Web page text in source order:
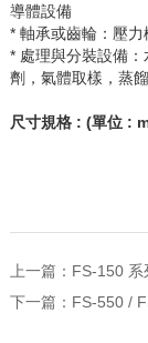
導體設備
* 軸承或齒輪：壓
* 處理與分裝設備：
劑，氣體取樣，蒸餾
尺寸規格: (單位:
上一篇： FS-150 系
下一篇： FS-550 /